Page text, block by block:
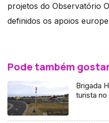
projetos do Observatório
definidos os apoios
Pode também
Brigada
turista no